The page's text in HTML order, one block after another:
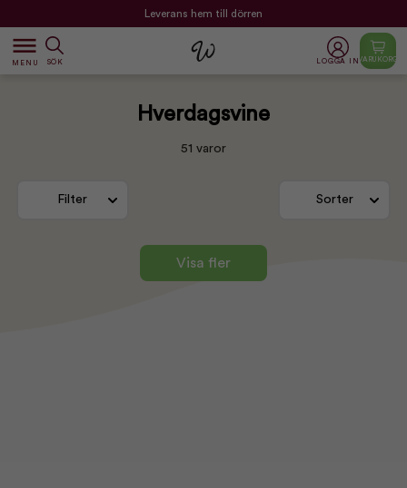
Leverans hem till dörren
dehaze
MENU SÖK LOGGA IN VARUKORG
Hverdagsvine
51 varor
Filter Sorter
Visa fler